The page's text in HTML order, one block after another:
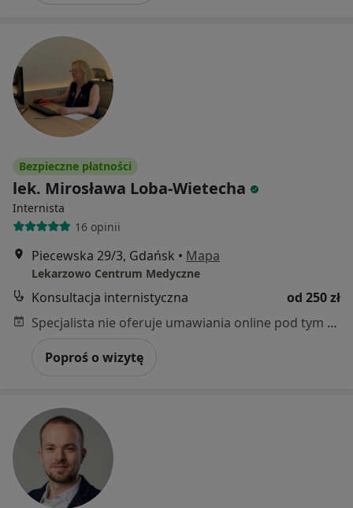
Bezpieczne płatności
lek. Mirosława Loba-Wietecha
Internista
16 opinii
Piecewska 29/3, Gdańsk • Mapa
Lekarzowo Centrum Medyczne
Konsultacja internistyczna
od 250 zł
Specjalista nie oferuje umawiania online pod tym adresem.
Poproś o wizytę